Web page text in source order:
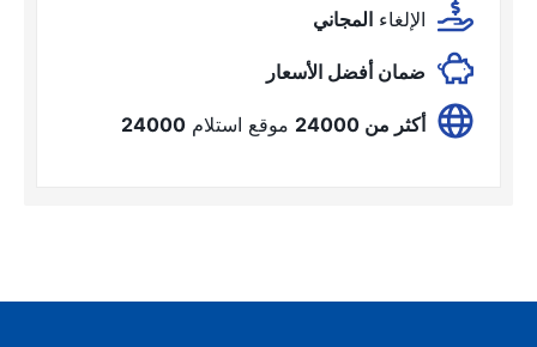
الإلغاء المجاني
ضمان أفضل الأسعار
أكثر من 24000 موقع استلام 24000